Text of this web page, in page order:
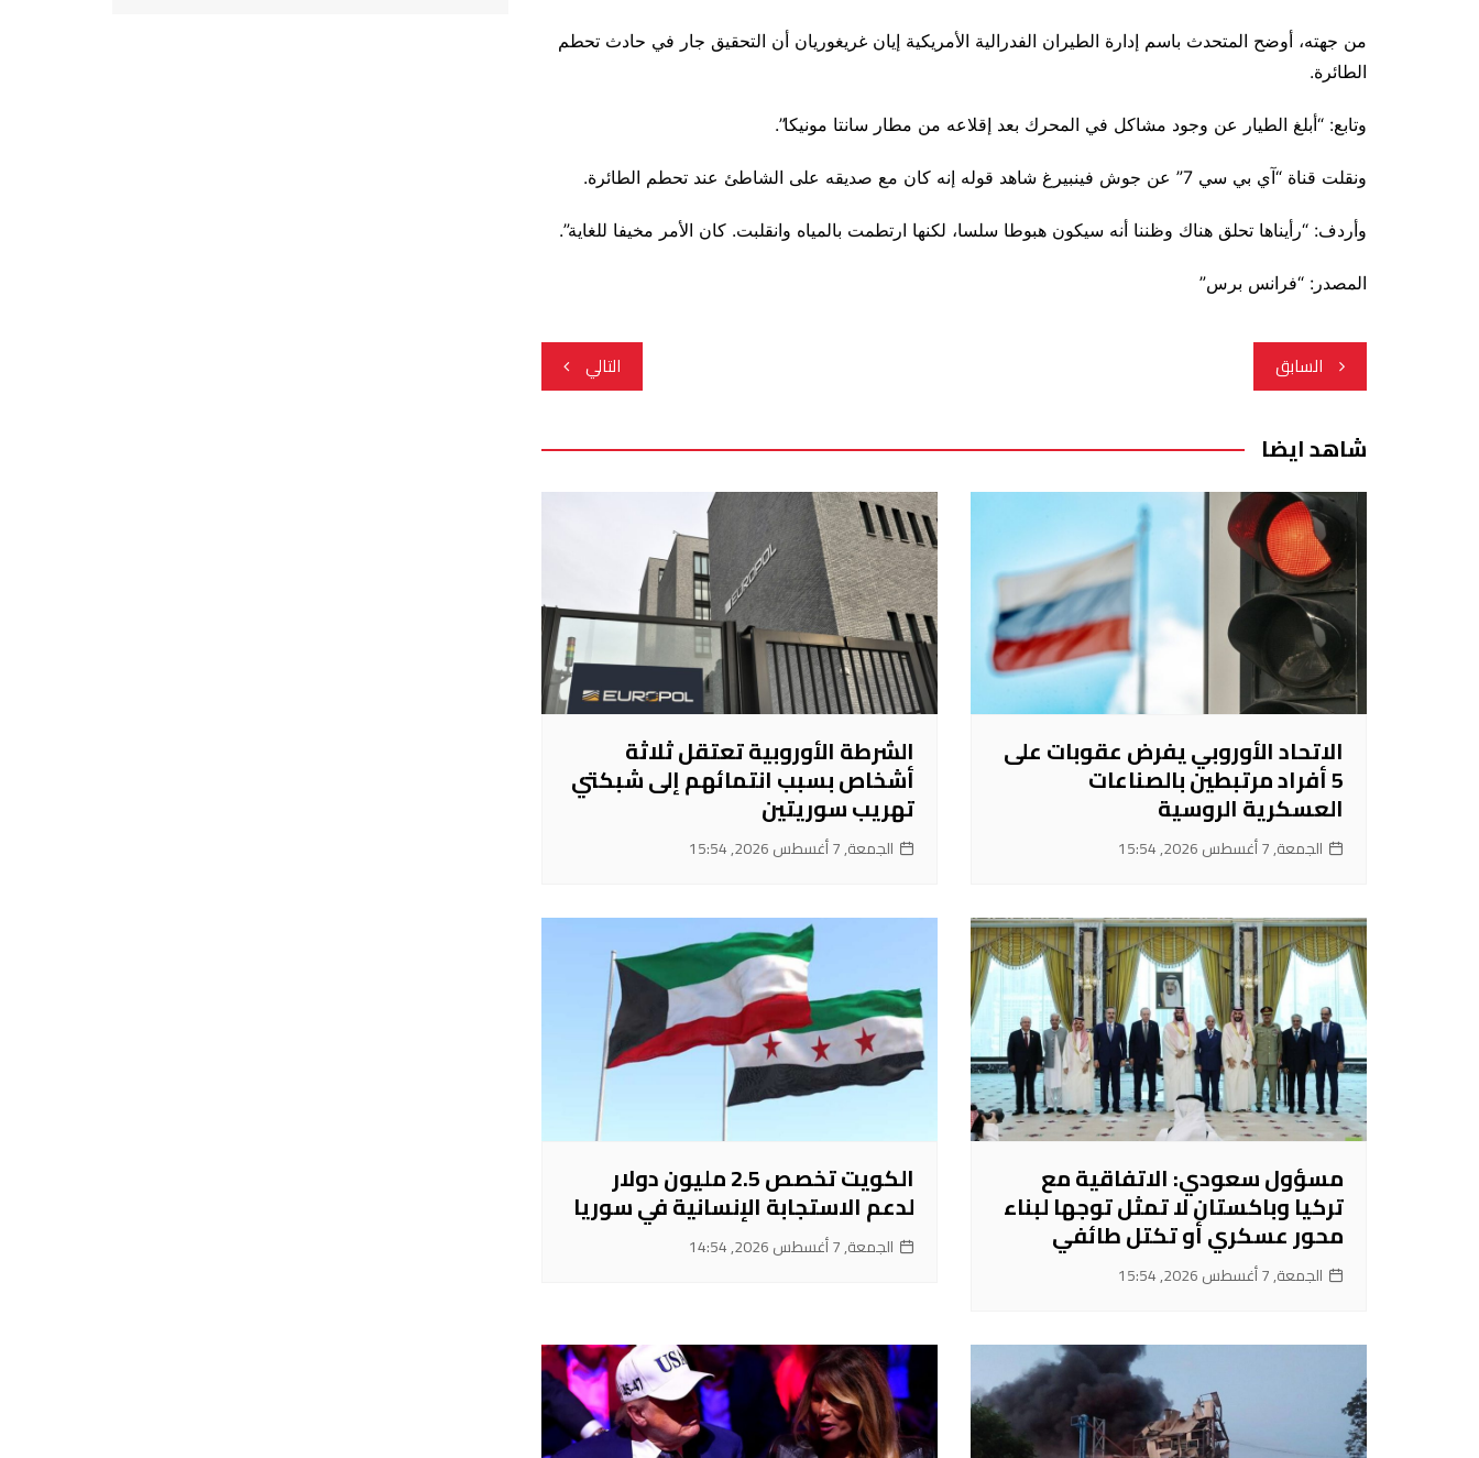
من جهته، أوضح المتحدث باسم إدارة الطيران الفدرالية الأمريكية إيان غريغوريان أن التحقيق جار في حادث تحطم
الطائرة.
وتابع: “أبلغ الطيار عن وجود مشاكل في المحرك بعد إقلاعه من مطار سانتا مونيكا”.
ونقلت قناة “آي بي سي 7” عن جوش فينبيرغ شاهد قوله إنه كان مع صديقه على الشاطئ عند تحطم الطائرة.
وأردف: “رأيناها تحلق هناك وظننا أنه سيكون هبوطا سلسا، لكنها ارتطمت بالمياه وانقلبت. كان الأمر مخيفا للغاية”.
المصدر: “فرانس برس”
تصفّح
المقالات
السابق التالي
شاهد ايضا
الاتحاد الأوروبي يفرض عقوبات على
5 أفراد مرتبطين بالصناعات
العسكرية الروسية
الجمعة, 7 أغسطس 2026, 15:54
الشرطة الأوروبية تعتقل ثلاثة
أشخاص بسبب انتمائهم إلى شبكتي
تهريب سوريتين
الجمعة, 7 أغسطس 2026, 15:54
مسؤول سعودي: الاتفاقية مع
تركيا وباكستان لا تمثل توجها لبناء
محور عسكري أو تكتل طائفي
الجمعة, 7 أغسطس 2026, 15:54
الكويت تخصص 2.5 مليون دولار
لدعم الاستجابة الإنسانية في سوريا
الجمعة, 7 أغسطس 2026, 14:54